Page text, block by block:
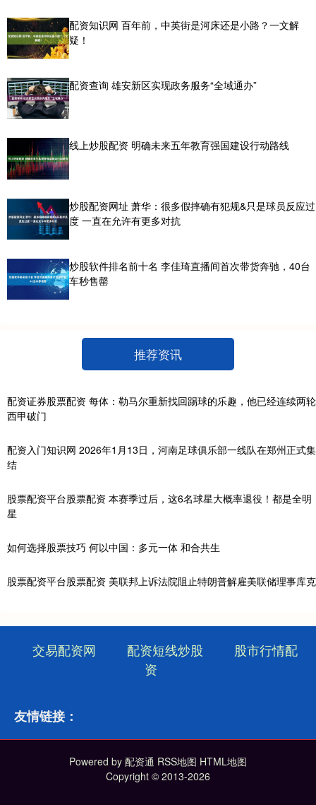
配资知识网 百年前，中英街是河床还是小路？一文解
疑！
配资查询 雄安新区实现政务服务“全域通办”
线上炒股配资 明确未来五年教育强国建设行动路线
炒股配资网址 萧华：很多假摔确有犯规&只是球员反应过
度 一直在允许有更多对抗
炒股软件排名前十名 李佳琦直播间首次带货奔驰，40台
车秒售罄
推荐资讯
配资证券股票配资 每体：勒马尔重新找回踢球的乐趣，他已经连续两轮
西甲破门
配资入门知识网 2026年1月13日，河南足球俱乐部一线队在郑州正式集
结
股票配资平台股票配资 本赛季过后，这6名球星大概率退役！都是全明
星
如何选择股票技巧 何以中国：多元一体 和合共生
股票配资平台股票配资 美联邦上诉法院阻止特朗普解雇美联储理事库克
交易配资网 配资短线炒股
股市行情配
资
友情链接：
Powered by 配资通 RSS地图 HTML地图
Copyright © 2013-2026